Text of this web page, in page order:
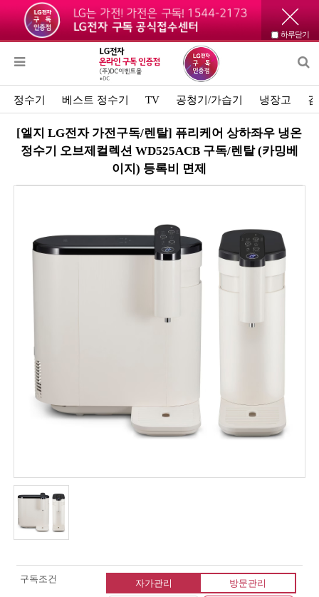
하루닫기
정수기 베스트 정수기 TV 공청기/가습기 냉장고
[엘지 LG전자 가전구독/렌탈] 퓨리케어 상하좌우 냉온
정수기 오브제컬렉션 WD525ACB 구독/렌탈 (카밍베
이지) 등록비 면제
구독조건 자가관리
방문관리